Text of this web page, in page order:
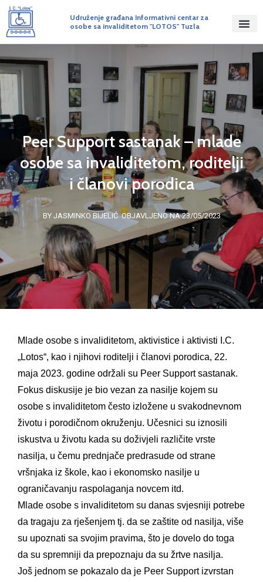
Udruženje građana Informativni centar za
osobe sa invaliditetom "LOTOS" Tuzla
Peer Support sastanak – mlade
osobe sa invaliditetom, roditelji
i članovi porodica
BY JASMINKO BIJELIĆ OBJAVLJENO NA 23/05/2023
Mlade osobe s invaliditetom, aktivistice i aktivisti I.C.
„Lotos“, kao i njihovi roditelji i članovi porodica, 22.
maja 2023. godine održali su Peer Support sastanak.
Fokus diskusije je bio vezan za nasilje kojem su
osobe s invaliditetom često izložene u svakodnevnom
životu i porodičnom okruženju. Učesnici su iznosili
iskustva u životu kada su doživjeli različite vrste
nasilja, u čemu prednjače predrasude od strane
vršnjaka iz škole, kao i ekonomsko nasilje u
ograničavanju raspolaganja novcem itd.
Mlade osobe s invaliditetom su danas svjesniji potrebe
da tragaju za rješenjem tj. da se zaštite od nasilja, više
su upoznati sa svojim pravima, što je dovelo do toga
da su spremniji da prepoznaju da su žrtve nasilja.
Još jednom se pokazalo da je Peer Support izvrstan